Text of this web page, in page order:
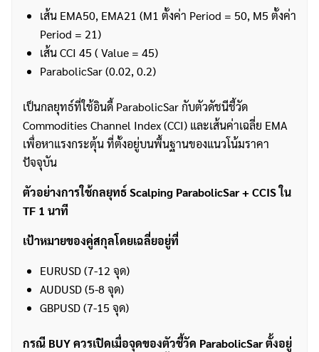
เส้น EMA50, EMA21 (M1 ตั้งค่า Period = 50, M5 ตั้งค่า
Period = 21)
เส้น CCI 45 ( Value = 45)
ParabolicSar (0.02, 0.2)
เป็นกลยุทธ์ที่ใช้อินดี้ ParabolicSar กับตัวดัชนีชี้วัด
Commodities Channel Index (CCI) และเส้นค่าเฉลี่ย EMA
เพื่อหาแรงกระตุ้น ที่ตั้งอยู่บนพื้นฐานของแนวโน้มราคา
ปัจจุบัน
ตัวอย่างการใช้กลยุทธ์ Scalping ParabolicSar + CCIS ใน
TF 1 นาที
เป้าหมายของคู่สกุลโดยเฉลี่ยอยู่ที่
EURUSD (7-12 จุด)
AUDUSD (5-8 จุด)
GBPUSD (7-15 จุด)
กรณี BUY ควรเปิดเมื่อจุดของตัวชี้วัด ParabolicSar ตั้งอยู่